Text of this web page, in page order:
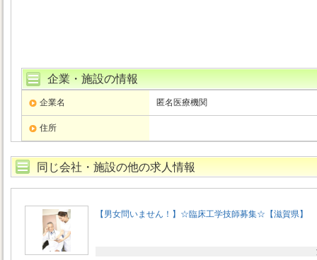
企業・施設の情報
企業名 匿名医療機関
住所
同じ会社・施設の他の求人情報
【男女問いません！】☆臨床工学技師募集☆【滋賀県】